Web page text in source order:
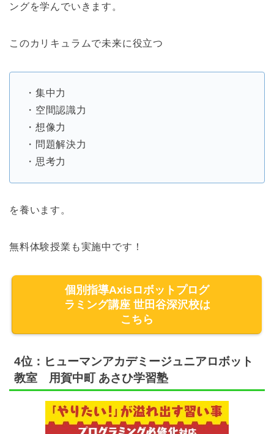
ングを学んでいきます。
このカリキュラムで未来に役立つ
・集中力
・空間認識力
・想像力
・問題解決力
・思考力
を養います。
無料体験授業も実施中です！
個別指導Axisロボットプログ
ラミング講座 世田谷深沢校は
こちら
4位：ヒューマンアカデミージュニアロボット
教室 用賀中町 あさひ学習塾